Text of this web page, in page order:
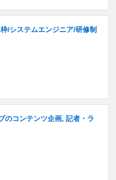
/システムエンジニア/研修制
のコンテンツ企画, 記者・ラ